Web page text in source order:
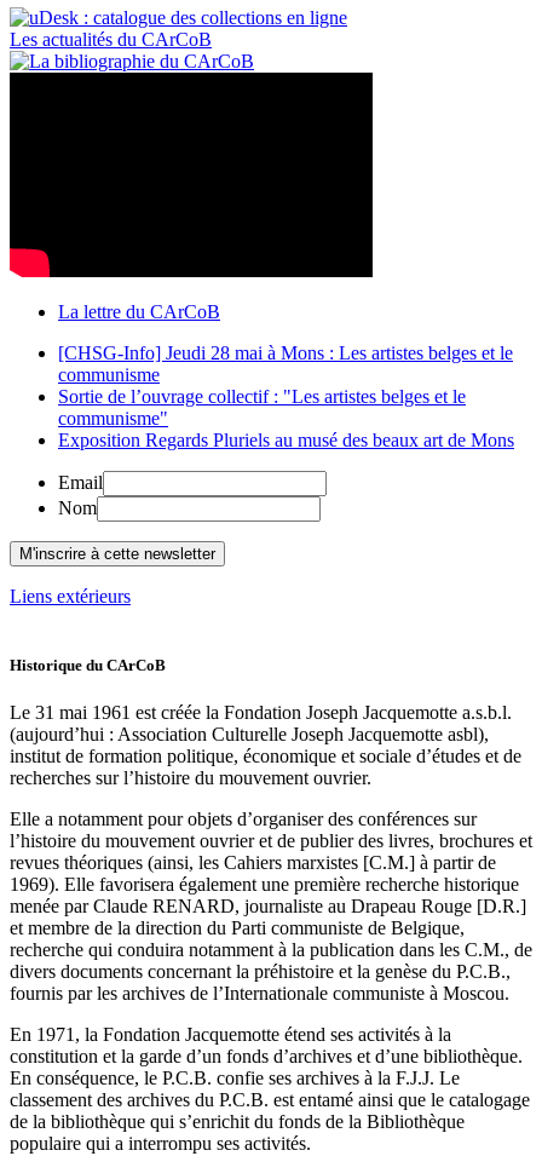
Les actualités du CArCoB
La lettre du CArCoB
[CHSG-Info] Jeudi 28 mai à Mons : Les artistes belges et le
communisme
Sortie de l’ouvrage collectif : "Les artistes belges et le
communisme"
Exposition Regards Pluriels au musé des beaux art de Mons
Email
Nom
Liens extérieurs
Historique du CArCoB
Le 31 mai 1961 est créée la Fondation Joseph Jacquemotte a.s.b.l.
(aujourd’hui : Association Culturelle Joseph Jacquemotte asbl),
institut de formation politique, économique et sociale d’études et de
recherches sur l’histoire du mouvement ouvrier.
Elle a notamment pour objets d’organiser des conférences sur
l’histoire du mouvement ouvrier et de publier des livres, brochures et
revues théoriques (ainsi, les Cahiers marxistes [C.M.] à partir de
1969). Elle favorisera également une première recherche historique
menée par Claude RENARD, journaliste au Drapeau Rouge [D.R.]
et membre de la direction du Parti communiste de Belgique,
recherche qui conduira notamment à la publication dans les C.M., de
divers documents concernant la préhistoire et la genèse du P.C.B.,
fournis par les archives de l’Internationale communiste à Moscou.
En 1971, la Fondation Jacquemotte étend ses activités à la
constitution et la garde d’un fonds d’archives et d’une bibliothèque.
En conséquence, le P.C.B. confie ses archives à la F.J.J. Le
classement des archives du P.C.B. est entamé ainsi que le catalogage
de la bibliothèque qui s’enrichit du fonds de la Bibliothèque
populaire qui a interrompu ses activités.